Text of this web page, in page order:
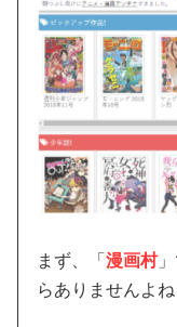
まず、「漫画村
らありませんよ